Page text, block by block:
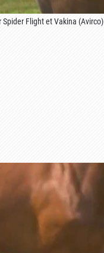
Spider Flight et Vakina (Avirco)